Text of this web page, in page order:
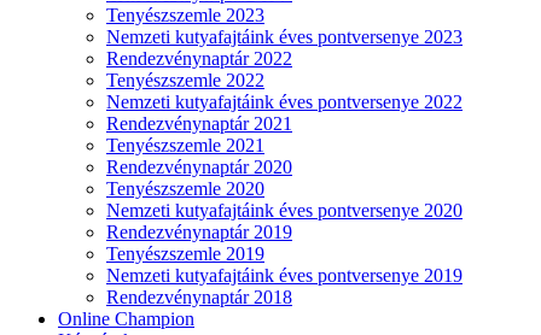
Tenyészszemle 2023
Nemzeti kutyafajtáink éves pontversenye 2023
Rendezvénynaptár 2022
Tenyészszemle 2022
Nemzeti kutyafajtáink éves pontversenye 2022
Rendezvénynaptár 2021
Tenyészszemle 2021
Rendezvénynaptár 2020
Tenyészszemle 2020
Nemzeti kutyafajtáink éves pontversenye 2020
Rendezvénynaptár 2019
Tenyészszemle 2019
Nemzeti kutyafajtáink éves pontversenye 2019
Rendezvénynaptár 2018
Online Champion